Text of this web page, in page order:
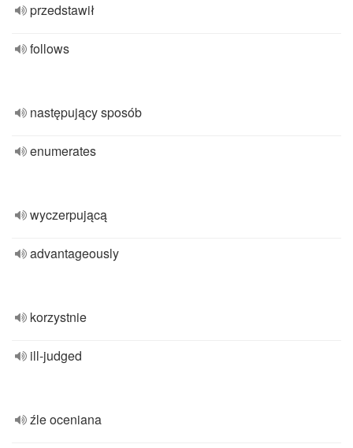
przedstawił
follows
następujący sposób
enumerates
wyczerpującą
advantageously
korzystnie
ill-judged
źle oceniana